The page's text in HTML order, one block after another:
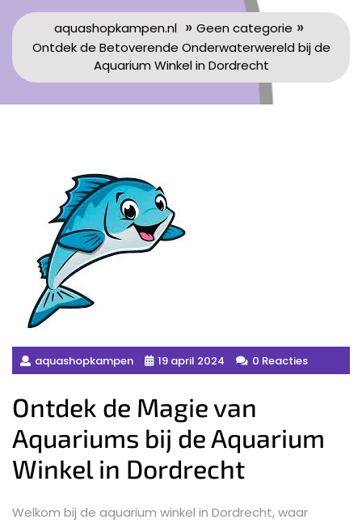
aquashopkampen.nl » Geen categorie »
Ontdek de Betoverende Onderwaterwereld bij de
Aquarium Winkel in Dordrecht
aquashopkampen 19 april 2024 0 Reacties
Ontdek de Magie van
Aquariums bij de Aquarium
Winkel in Dordrecht
Welkom bij de aquarium winkel in Dordrecht, waar